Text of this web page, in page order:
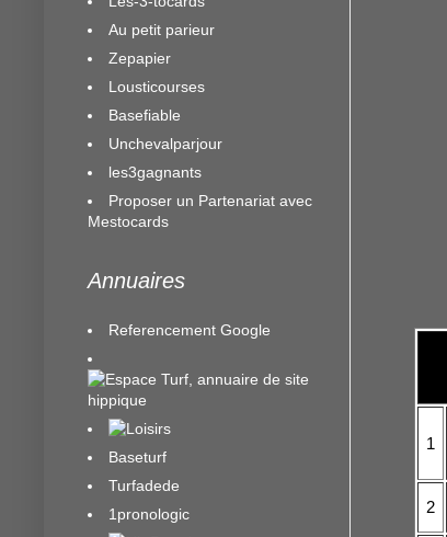
1
2
Au petit parieur
Zepapier
Lousticourses
Basefiable
Unchevalparjour
les3gagnants
Proposer un Partenariat avec
Mestocards
Annuaires
Referencement Google
Baseturf
Turfadede
1pronologic